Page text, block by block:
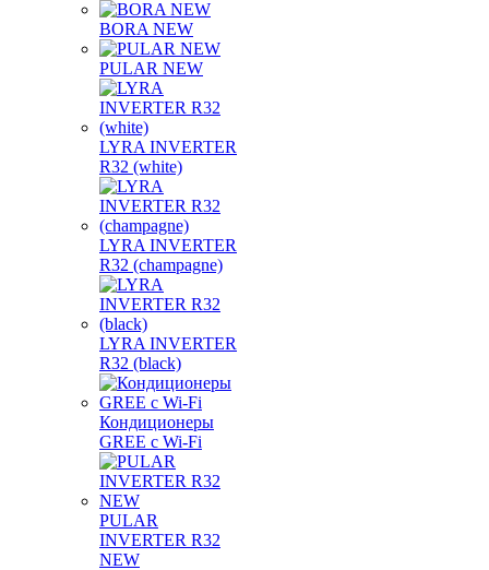
BORA NEW
PULAR NEW
LYRA INVERTER
R32 (white)
LYRA INVERTER
R32 (champagne)
LYRA INVERTER
R32 (black)
Кондиционеры
GREE с Wi-Fi
PULAR
INVERTER R32
NEW